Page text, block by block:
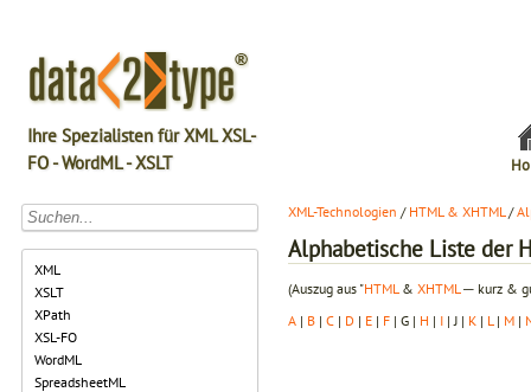
Ihre Spezialisten für XML XSL-
FO - WordML - XSLT
XML
XSLT
XPath
XSL-FO
WordML
SpreadsheetML
XML-Technologien / HTML & XHTML/
Alphabetische Liste der
(Auszug aus "HTML & XHTML ─ kurz &
A | B | C | D | E | F | G | H | I | J | K | L | M |